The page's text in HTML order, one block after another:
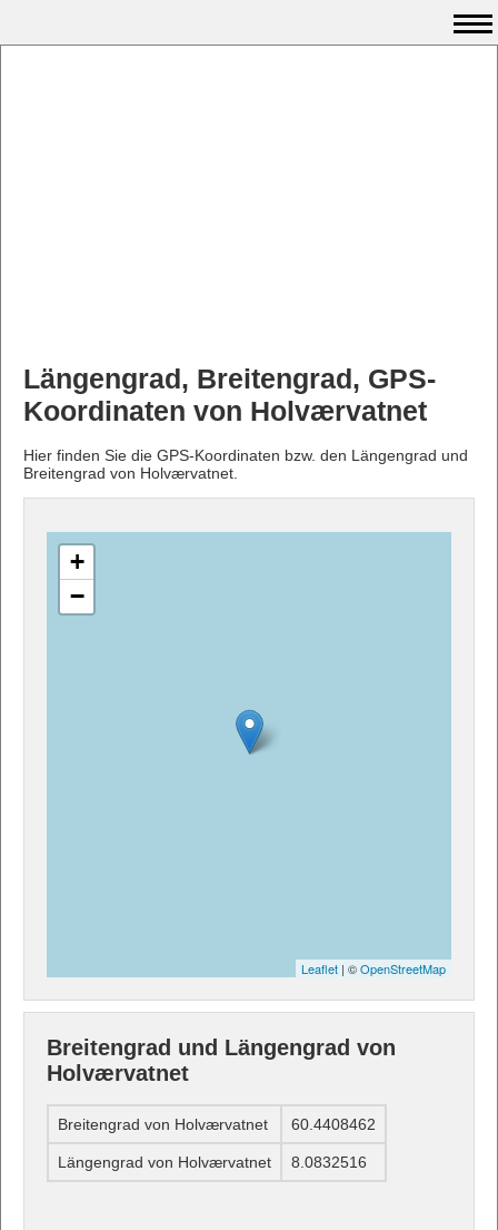
Längengrad, Breitengrad, GPS-
Koordinaten von Holværvatnet
Hier finden Sie die GPS-Koordinaten bzw. den Längengrad und
Breitengrad von Holværvatnet.
+
−
Leaflet | ©OpenStreetMap
Breitengrad und Längengrad von
Holværvatnet
Breitengrad von Holværvatnet 60.4408462
Längengrad von Holværvatnet 8.0832516